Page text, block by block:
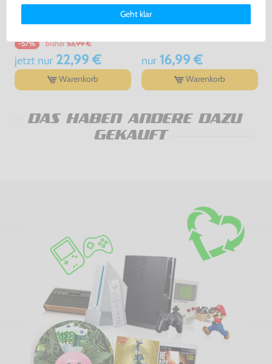
-57% bisher 53,99 €
jetzt nur22,99 €
Warenkorb
Centipede #Silverlabel
nur16,99 €
Warenkorb
DAS HABEN ANDERE DAZU
GEKAUFT
Deinen Rechten als Nutzer findest Du in unsererDaten­schutz­
Impressum.
Geht klar